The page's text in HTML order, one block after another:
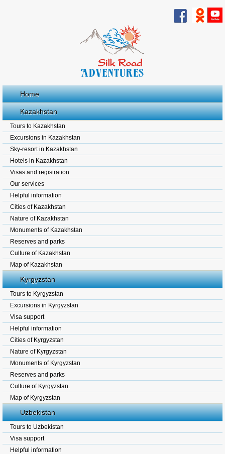
Home
Kazakhstan
Tours to Kazakhstan
Excursions in Kazakhstan
Sky-resort in Kazakhstan
Hotels in Kazakhstan
Visas and registration
Our services
Helpful information
Cities of Kazakhstan
Nature of Kazakhstan
Monuments of Kazakhstan
Reserves and parks
Culture of Kazakhstan
Map of Kazakhstan
Kyrgyzstan
Tours to Kyrgyzstan
Excursions in Kyrgyzstan
Visa support
Helpful information
Cities of Kyrgyzstan
Nature of Kyrgyzstan
Monuments of Kyrgyzstan
Reserves and parks
Culture of Kyrgyzstan.
Map of Kyrgyzstan
Uzbekistan
Tours to Uzbekistan
Visa support
Helpful information